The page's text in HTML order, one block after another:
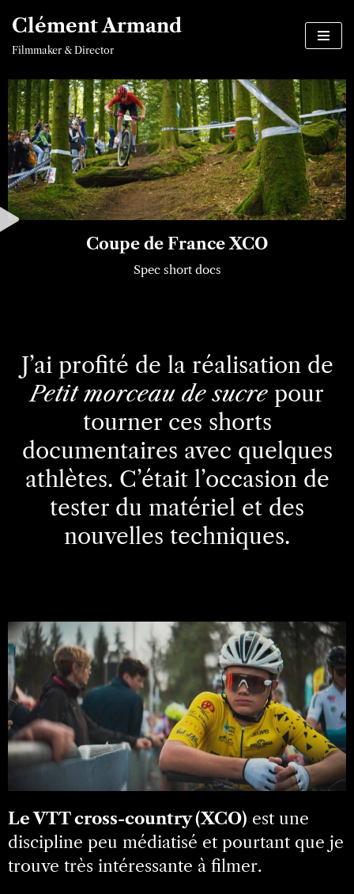
Aller
contenu
Clément Armand
Filmmaker & Director
Coupe de France XCO
Spec short docs
J’ai profité de la réalisation de
Petit morceau de sucre pour
tourner ces shorts
documentaires avec quelques
athlètes. C’était l’occasion de
tester du matériel et des
nouvelles techniques.
Le VTT cross-country (XCO) est une
discipline peu médiatisé et pourtant que je
trouve très intéressante à filmer.